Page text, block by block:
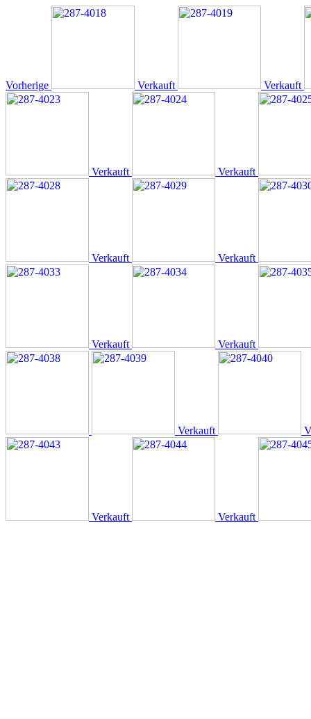
Vorherige Verkauft Verkauft
Verkauft Verkauft
Verkauft Verkauft
Verkauft Verkauft
Verkauft
Verkauft Verkauft